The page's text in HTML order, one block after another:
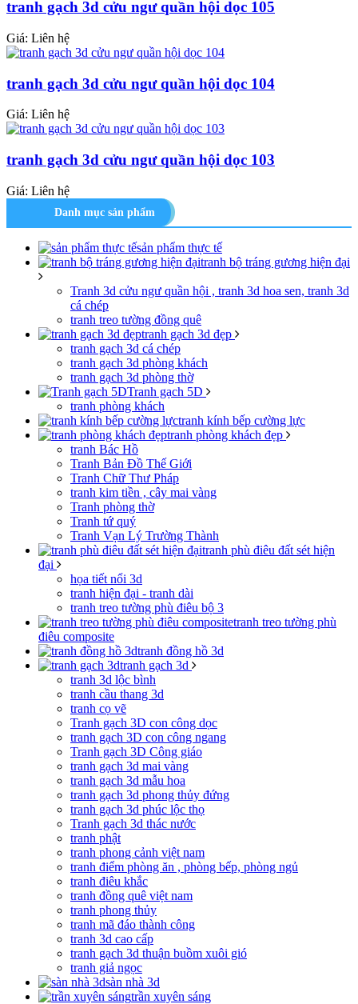
tranh gạch 3d cửu ngư quần hội dọc 105
Giá: Liên hệ
tranh gạch 3d cửu ngư quần hội dọc 104
Giá: Liên hệ
tranh gạch 3d cửu ngư quần hội dọc 103
Giá: Liên hệ
Danh mục sản phẩm
sản phẩm thực tế
tranh bộ tráng gương hiện đại
Tranh 3d cửu ngư quần hội , tranh 3d hoa sen, tranh 3d
cá chép
tranh treo tường đồng quê
tranh gạch 3d đẹp
tranh gạch 3d cá chép
tranh gạch 3d phòng khách
tranh gạch 3d phòng thờ
Tranh gạch 5D
tranh phòng khách
tranh kính bếp cường lực
tranh phòng khách đẹp
tranh Bác Hồ
Tranh Bản Đồ Thế Giới
Tranh Chữ Thư Pháp
tranh kim tiền , cây mai vàng
Tranh phòng thờ
Tranh tứ quý
Tranh Vạn Lý Trường Thành
tranh phù điêu đất sét hiện
đại
họa tiết nổi 3d
tranh hiện đại - tranh dài
tranh treo tường phù điêu bộ 3
tranh treo tường phù
điêu composite
tranh đồng hồ 3d
tranh gạch 3d
tranh 3d lộc bình
tranh cầu thang 3d
tranh cọ vẽ
Tranh gạch 3D con công dọc
tranh gạch 3D con công ngang
Tranh gạch 3D Công giáo
tranh gạch 3d mai vàng
tranh gạch 3d mẫu hoa
tranh gạch 3d phong thủy đứng
tranh gạch 3d phúc lộc thọ
Tranh gạch 3d thác nước
tranh phật
tranh phong cảnh việt nam
tranh điểm phòng ăn , phòng bếp, phòng ngủ
tranh điêu khắc
tranh đồng quê việt nam
tranh phong thủy
tranh mã đáo thành công
tranh 3d cao cấp
tranh gạch 3d thuận buồm xuôi gió
tranh giả ngọc
sàn nhà 3d
trần xuyên sáng